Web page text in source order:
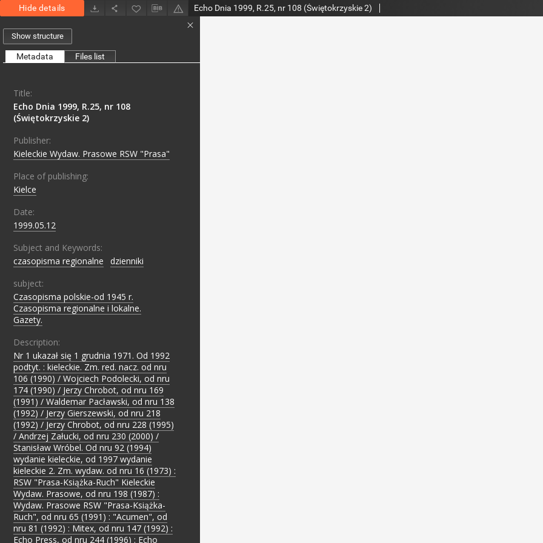
Hide details Echo Dnia 1999, R.25, nr 108 (Świętokrzyskie 2)
Show structure
Metadata Files list
Title:
Echo Dnia 1999, R.25, nr 108
(Świętokrzyskie 2)
Publisher:
Kieleckie Wydaw. Prasowe RSW "Prasa"
Place of publishing:
Kielce
Date:
1999.05.12
Subject and Keywords:
czasopisma regionalne
dzienniki
subject:
Czasopisma polskie-od 1945 r.
Czasopisma regionalne i lokalne.
Gazety.
Description:
Nr 1 ukazał się 1 grudnia 1971. Od 1992
podtyt. : kieleckie. Zm. red. nacz. od nru
106 (1990) / Wojciech Podolecki, od nru
174 (1990) / Jerzy Chrobot, od nru 169
(1991) / Waldemar Pacławski, od nru 138
(1992) / Jerzy Gierszewski, od nru 218
(1992) / Jerzy Chrobot, od nru 228 (1995)
/ Andrzej Załucki, od nru 230 (2000) /
Stanisław Wróbel. Od nru 92 (1994)
wydanie kieleckie, od 1997 wydanie
kieleckie 2. Zm. wydaw. od nru 16 (1973) :
RSW "Prasa-Książka-Ruch" Kieleckie
Wydaw. Prasowe, od nru 198 (1987) :
Wydaw. Prasowe RSW "Prasa-Książka-
Ruch", od nru 65 (1991) : "Acumen", od
nru 81 (1992) : Mitex, od nru 147 (1992) :
Echo Press, od nru 244 (1996) : Echo